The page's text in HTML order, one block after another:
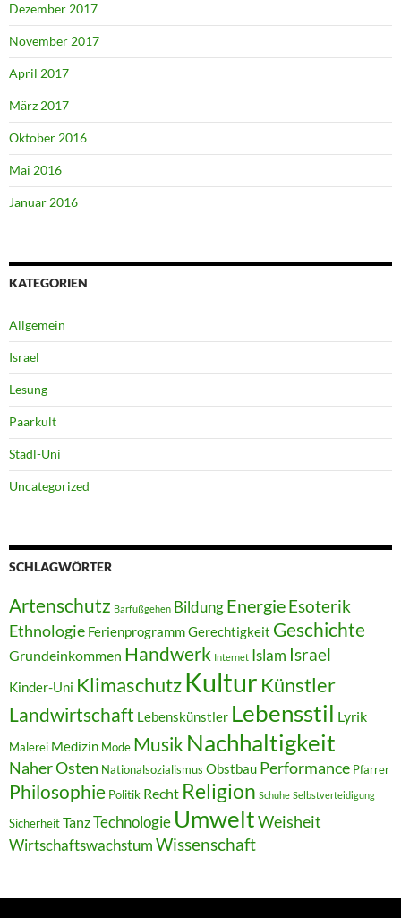
Dezember 2017
November 2017
April 2017
März 2017
Oktober 2016
Mai 2016
Januar 2016
KATEGORIEN
Allgemein
Israel
Lesung
Paarkult
Stadl-Uni
Uncategorized
SCHLAGWÖRTER
Artenschutz Barfußgehen BildungEnergieEsoterik
Ethnologie FerienprogrammGerechtigkeit Geschichte
Grundeinkommen Handwerk Internet Islam Israel
Kinder-Uni KlimaschutzKultur Künstler
Landwirtschaft Lebenskünstler Lebensstil Lyrik
Malerei Medizin Mode MusikNachhaltigkeit
Naher Osten Nationalsozialismus Obstbau Performance Pfarrer
Philosophie Politik Recht Religion Schuhe Selbstverteidigung
SicherheitTanzTechnologie UmweltWeisheit
WirtschaftswachstumWissenschaft